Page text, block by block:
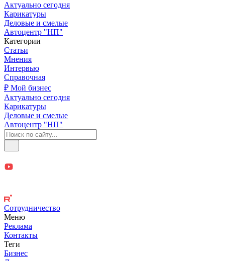
Актуально сегодня
Карикатуры
Деловые и смелые
Автоцентр "НП"
Категории
Статьи
Мнения
Интервью
Справочная
₽ Мой бизнес
Актуально сегодня
Карикатуры
Деловые и смелые
Автоцентр "НП"
Сотрудничество
Меню
Реклама
Контакты
Теги
Бизнес